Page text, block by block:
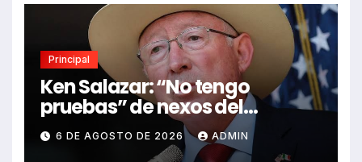
Principal
Ken Salazar: “No tengo
pruebas” de nexos del
Gobierno de México con el
narco
6 DE AGOSTO DE 2026 ADMIN